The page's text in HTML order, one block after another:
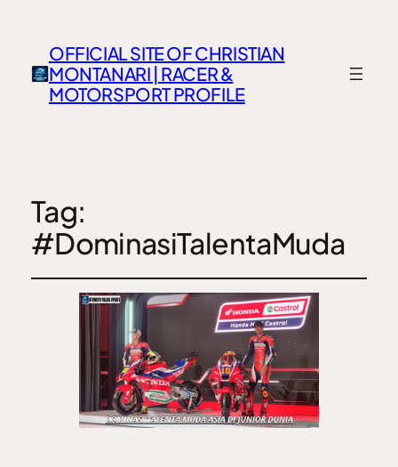
OFFICIAL SITE OF CHRISTIAN
MONTANARI | RACER &
MOTORSPORT PROFILE
Tag:
#DominasiTalentaMuda